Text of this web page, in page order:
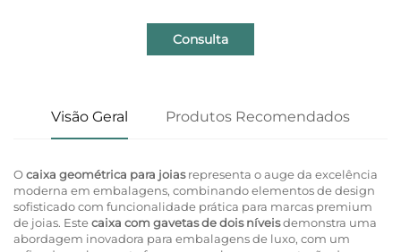
Consulta
Visão Geral Produtos Recomendados
Ocaixa geométrica para joiasrepresenta o auge da excelência
moderna em embalagens, combinando elementos de design
sofisticado com funcionalidade prática para marcas premium
de joias. Estecaixa com gavetas de dois níveisdemonstra uma
abordagem inovadora para embalagens de luxo, com um